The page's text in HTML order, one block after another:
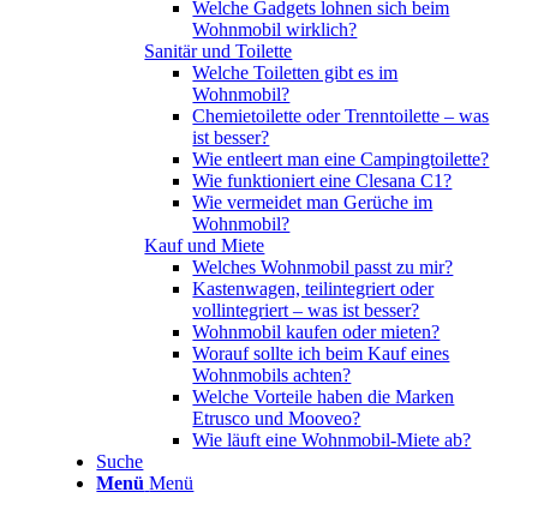
Welche Gadgets lohnen sich beim
Wohnmobil wirklich?
Sanitär und Toilette
Welche Toiletten gibt es im
Wohnmobil?
Chemietoilette oder Trenntoilette – was
ist besser?
Wie entleert man eine Campingtoilette?
Wie funktioniert eine Clesana C1?
Wie vermeidet man Gerüche im
Wohnmobil?
Kauf und Miete
Welches Wohnmobil passt zu mir?
Kastenwagen, teilintegriert oder
vollintegriert – was ist besser?
Wohnmobil kaufen oder mieten?
Worauf sollte ich beim Kauf eines
Wohnmobils achten?
Welche Vorteile haben die Marken
Etrusco und Mooveo?
Wie läuft eine Wohnmobil-Miete ab?
Suche
Menü Menü